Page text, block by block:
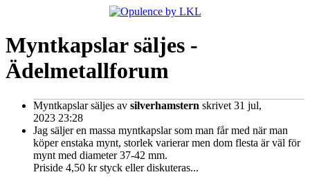
Myntkapslar säljes -
Ädelmetallforum
Myntkapslar säljes av silverhamstern skrivet 31 jul,
2023 23:28
Jag säljer en massa myntkapslar som man får med när man
köper enstaka mynt, storlek varierar men dom flesta är väl för
mynt med diameter 37-42 mm.
Priside 4,50 kr styck eller diskuteras...